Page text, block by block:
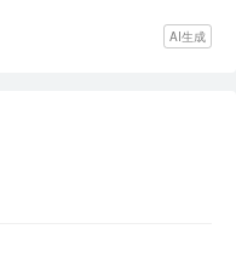
AI生成